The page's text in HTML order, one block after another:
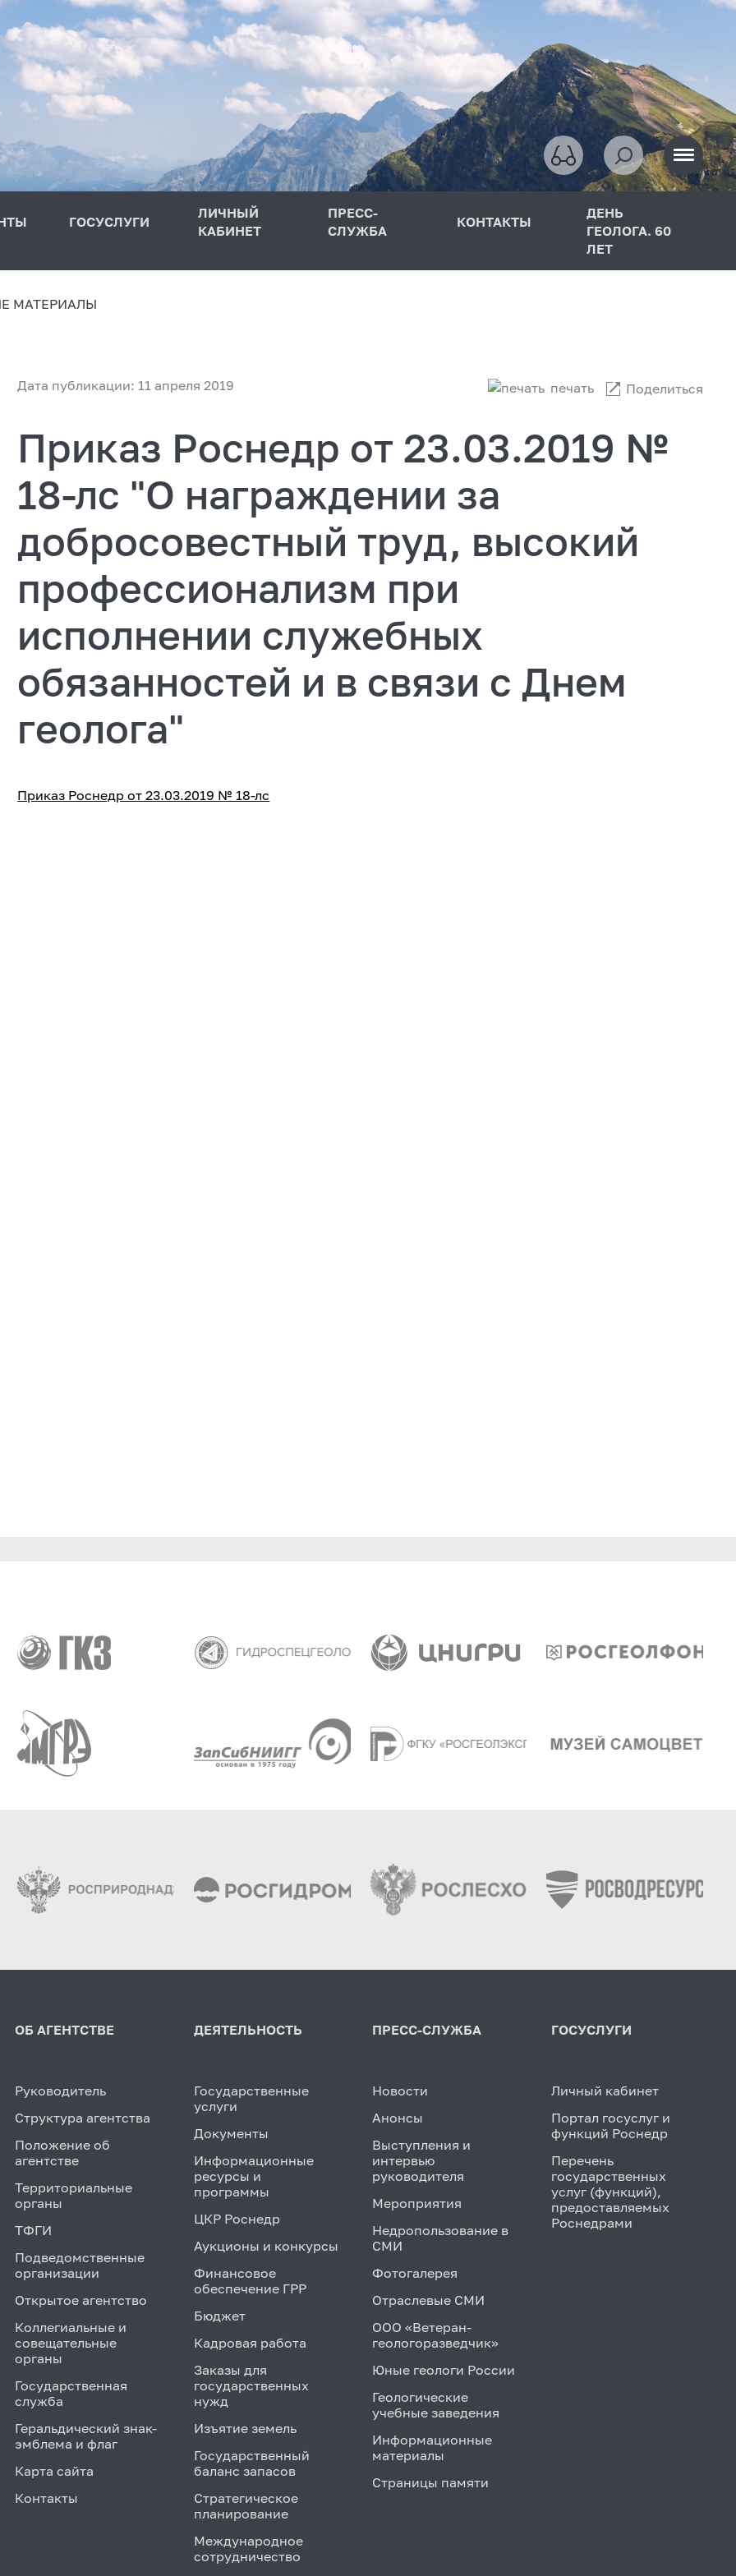
ГОСУСЛУГИ
ЛИЧНЫЙ
КАБИНЕТ
ПРЕСС-
СЛУЖБА
КОНТАКТЫ
ДЕНЬ
ГЕОЛОГА. 60
ЛЕТ
МАТЕРИАЛЫ
Дата публикации: 11 апреля 2019 печать Поделиться
Приказ Роснедр от 23.03.2019 №
18-лс "О награждении за
добросовестный труд, высокий
профессионализм при
исполнении служебных
обязанностей и в связи с Днем
геолога"
Приказ Роснедр от 23.03.2019 № 18-лс
ОБ АГЕНТСТВЕ
Руководитель
Структура агентства
Положение об
агентстве
Территориальные
органы
ТФГИ
Подведомственные
организации
Открытое агентство
Коллегиальные и
совещательные
органы
Государственная
служба
Геральдический знак-
эмблема и флаг
Карта сайта
Контакты
ДЕЯТЕЛЬНОСТЬ
Государственные
услуги
Документы
Информационные
ресурсы и
программы
ЦКР Роснедр
Аукционы и конкурсы
Финансовое
обеспечение ГРР
Бюджет
Кадровая работа
Заказы для
государственных
нужд
Изъятие земель
Государственный
баланс запасов
Стратегическое
планирование
Международное
сотрудничество
ПРЕСС-СЛУЖБА
Новости
Анонсы
Выступления и
интервью
руководителя
Мероприятия
Недропользование в
СМИ
Фотогалерея
Отраслевые СМИ
ООО «Ветеран-
геологоразведчик»
Юные геологи России
Геологические
учебные заведения
Информационные
материалы
Страницы памяти
ГОСУСЛУГИ
Личный кабинет
Портал госуслуг и
функций Роснедр
Перечень
государственных
услуг (функций),
предоставляемых
Роснедрами